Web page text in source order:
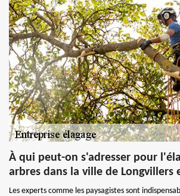
À qui peut-on s'adresser pour
arbres dans la ville de Longvillers
Les experts comme les paysagistes sont